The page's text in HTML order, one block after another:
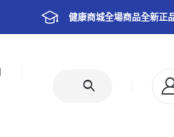
健康商城全場商品全新正